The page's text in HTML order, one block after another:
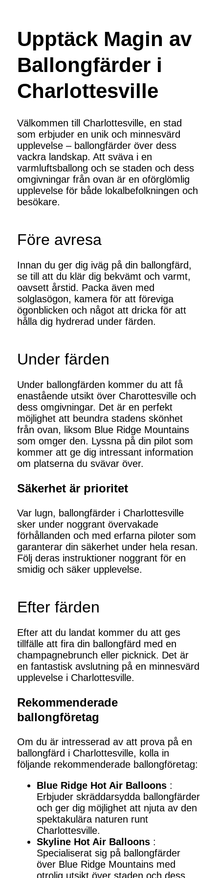
Upptäck Magin av
Ballongfärder i
Charlottesville
Välkommen till Charlottesville, en stad
som erbjuder en unik och minnesvärd
upplevelse – ballongfärder över dess
vackra landskap. Att sväva i en
varmluftsballong och se staden och dess
omgivningar från ovan är en oförglömlig
upplevelse för både lokalbefolkningen och
besökare.
Före avresa
Innan du ger dig iväg på din ballongfärd,
se till att du klär dig bekvämt och varmt,
oavsett årstid. Packa även med
solglasögon, kamera för att föreviga
ögonblicken och något att dricka för att
hålla dig hydrerad under färden.
Under färden
Under ballongfärden kommer du att få
enastående utsikt över Charottesville och
dess omgivningar. Det är en perfekt
möjlighet att beundra stadens skönhet
från ovan, liksom Blue Ridge Mountains
som omger den. Lyssna på din pilot som
kommer att ge dig intressant information
om platserna du svävar över.
Säkerhet är prioritet
Var lugn, ballongfärder i Charlottesville
sker under noggrant övervakade
förhållanden och med erfarna piloter som
garanterar din säkerhet under hela resan.
Följ deras instruktioner noggrant för en
smidig och säker upplevelse.
Efter färden
Efter att du landat kommer du att ges
tillfälle att fira din ballongfärd med en
champagnebrunch eller picknick. Det är
en fantastisk avslutning på en minnesvärd
upplevelse i Charlottesville.
Rekommenderade
ballongföretag
Om du är intresserad av att prova på en
ballongfärd i Charlottesville, kolla in
följande rekommenderade ballongföretag:
Blue Ridge Hot Air Balloons :
Erbjuder skräddarsydda ballongfärder
och ger dig möjlighet att njuta av den
spektakulära naturen runt
Charlottesville.
Skyline Hot Air Balloons :
Specialiserat sig på ballongfärder
över Blue Ridge Mountains med
otrolig utsikt över staden och dess